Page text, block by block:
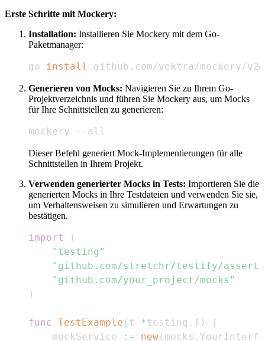
Erste Schritte mit Mockery:
Installation: Installieren Sie Mockery mit dem Go-
Paketmanager:
go install github.com/vektra/mockery/
Generieren von Mocks: Navigieren Sie zu Ihrem Go-
Projektverzeichnis und führen Sie Mockery aus, um Mocks
für Ihre Schnittstellen zu generieren:
mockery --all
Dieser Befehl generiert Mock-Implementierungen für alle
Schnittstellen in Ihrem Projekt.
Verwenden generierter Mocks in Tests: Importieren Sie die
generierten Mocks in Ihre Testdateien und verwenden Sie sie,
um Verhaltensweisen zu simulieren und Erwartungen zu
bestätigen.
import
(
"testing"
"github.com/stretchr/testify/assert"
"github.com/your_project/mocks"
)
func TestExample ( t *testing . T )
{
    mockService
:= new( mocks .